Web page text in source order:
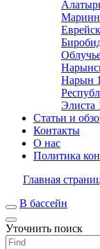
Нарын 1
Элиста
Статьи и
Контакты
О нас
Политика
Главная
В бассейн
Уточнить поиск